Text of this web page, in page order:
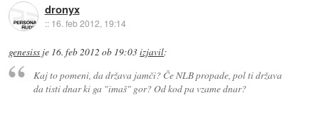
dronyx
:: 16. feb 2012, 19:14
genesiss je 16. feb 2012 ob 19:03izjavil:
Kaj to pomeni, da država jamči? Če NLB propade, pol ti država
da tisti dnar ki ga "imaš" gor? Od kod pa vzame dnar?